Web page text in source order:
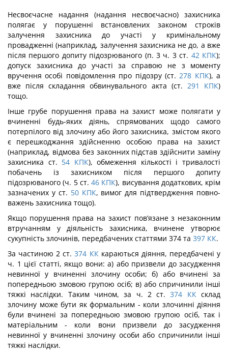
Несвоєчасне надання (надання несвоєчасно) захисника
полягає у порушенні вста­новлених законом строків
залучення захисника до участі у кримінальному
проваджен­ні (наприклад, залучення захисника не до, а вже
після першого допиту підозрювано­го (п. 3 ч. 3 ст. 42 КПК);
допуск захисника до участі за справою не з моменту
вручен­ня особі повідомлення про підозру (ст. 278 КПК), а
вже після складання обвинуваль­ного акта (ст. 291 КПК)
тощо.
Інше грубе порушення права на захист може полягати у
вчиненні будь-яких діянь, спрямованих щодо самого
потерпілого від злочину або його захисника, змістом якого
є перешкоджання здійсненню особою права на захист
(наприклад, відмова без закон­них підстав здійснити заміну
захисника ст. 54 КПК), обмеження кількості і тривалос­ті
побачень із захисником після першого допиту
підозрюваного (ч. 5 ст. 46 КПК), висування додаткових, крім
зазначених у ст. 50 КПК, вимог для підтвердження повно­
важень захисника тощо).
Якщо порушення права на захист пов’язане з незаконним
втручанням у діяльність захисника, вчинене утворює
сукупність злочинів, передбачених статтями 374 та 397 КК.
За частиною 2 ст. 374 ККкараються діяння, передбачені у
ч. 1 цієї статті, якщо вони: а) або призвели до засудження
невинної у вчиненні злочину особи; б) або вчи­нені за
попередньою змовою групою осіб; в) або спричинили інші
тяжкі наслідки. Таким чином, за ч. 2 ст. 374 ККсклад
злочину може бути як формальним - коли зло­чинні діяння
були вчинені за попередньою змовою групою осіб, так і
матеріальним - коли вони призвели до засудження
невинної у вчиненні злочину особи або спричини­ли інші
тяжкі наслідки.